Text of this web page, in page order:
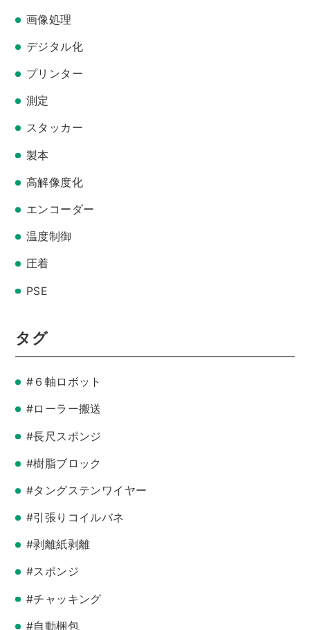
画像処理
デジタル化
プリンター
測定
スタッカー
製本
高解像度化
エンコーダー
温度制御
圧着
PSE
タグ
#６軸ロボット
#ローラー搬送
#長尺スポンジ
#樹脂ブロック
#タングステンワイヤー
#引張りコイルバネ
#剥離紙剥離
#スポンジ
#チャッキング
#自動梱包